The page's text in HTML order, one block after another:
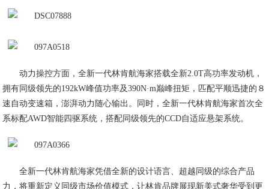
动力操控方面，全新一代林肯航海家搭载全新2.0T高功率发动机，
拥有同级领先的192kW峰值功率及390N·m巅峰扭矩，匹配平顺迅捷的８
速自动变速箱，澎湃动力随心输出。同时，全新一代林肯航海家首次全
系标配AWD智能四驱系统，搭配同级领先的CCD自适应悬架系统。
全新一代林肯航海家凭借全新的设计语言、超越同级的综合产品
力，将重新定义同级市场价值模式，让林肯品牌展现新美式奢华受到更